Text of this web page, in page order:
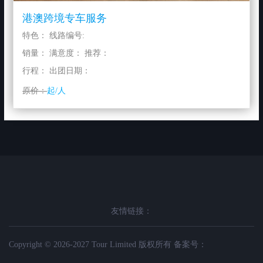
港澳跨境专车服务
特色： 线路编号:
销量： 满意度： 推荐：
行程： 出团日期：
原价：起/人
友情链接：
Copyright © 2026-2027 Tour Limited 版权所有 备案号：